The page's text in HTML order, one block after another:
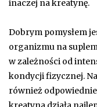
inaczej na kreatynę.
Dobrym pomysłem
organizmu na
w zależności od
kondycji fizycznej.
również